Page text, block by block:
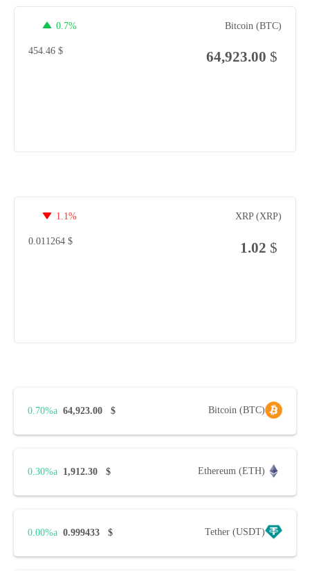
Bitcoin (BTC)
0.7%
$
64,923.00
$
454.46
XRP (XRP)
1.1%
$
1.02
$
0.011264
Bitcoin (BTC)
$
64,923.00
0.70%
Ethereum (ETH)
$
1,912.30
0.30%
Tether (USDT)
$
0.999433
0.00%